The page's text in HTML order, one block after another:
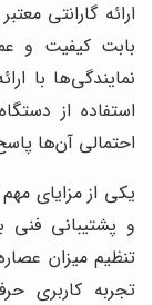
ارائه گارانتی
بابت کیفیت و
نمایندگی‌ها با
استفاده از
احتمالی آن‌ها
یکی از مزایای مهم
و پشتیبانی فنی
تنظیم میزان
تجربه کاربری